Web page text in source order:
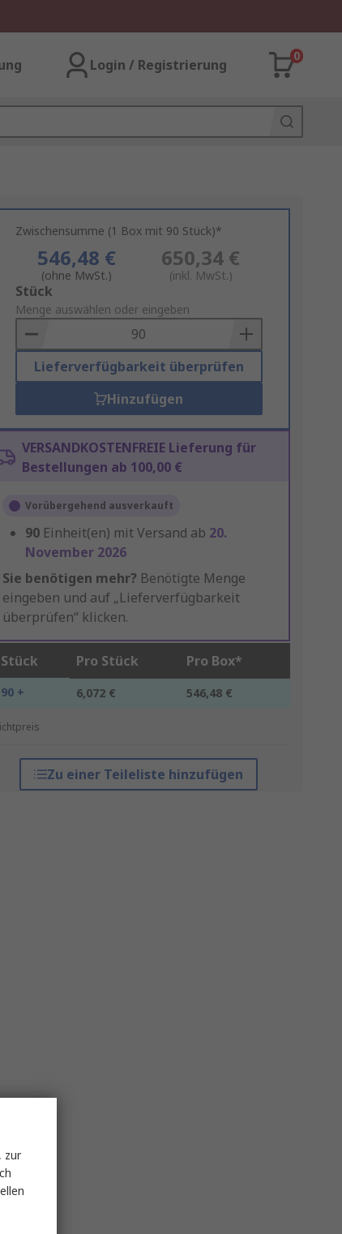
Login / Registrierung
0
Zwischensumme (1 Box mit 90 Stück)*
546,48 €
(ohne MwSt.)
650,34 €
(inkl. MwSt.)
Add
to
Basket
Stück
Menge auswählen oder eingeben
Lieferverfügbarkeit überprüfen
Hinzufügen
VERSANDKOSTENFREIE Lieferung für
Bestellungen ab 100,00 €
Vorübergehend ausverkauft
90 Einheit(en) mit Versand ab 20.
November 2026
Sie benötigen mehr? Benötigte Menge
eingeben und auf „Lieferverfügbarkeit
überprüfen“ klicken.
Stück Pro Stück Pro Box*
90 + 6,072 € 546,48 €
Zu einer Teileliste hinzufügen
zur